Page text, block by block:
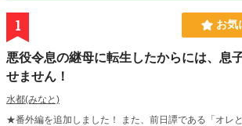
1 お気
悪役令息の継母に転生したからには、息
せません！
水都(みなと)
★番外編を追加しました！ また、前日譚である「オレ